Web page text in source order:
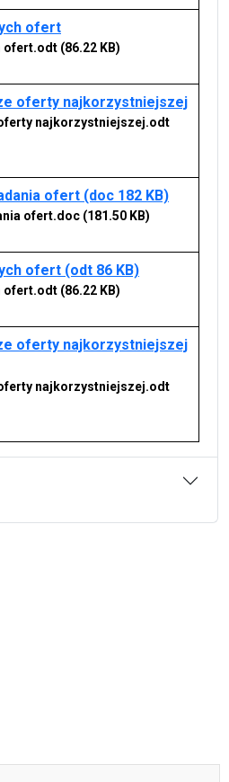
ofert
ofert.odt (86.22 KB)
oferty najkorzystniejszej
najkorzystniejszej.odt
ofert (doc 182 KB)
ofert.doc (181.50 KB)
ofert (odt 86 KB)
ofert.odt (86.22 KB)
oferty najkorzystniejszej
najkorzystniejszej.odt